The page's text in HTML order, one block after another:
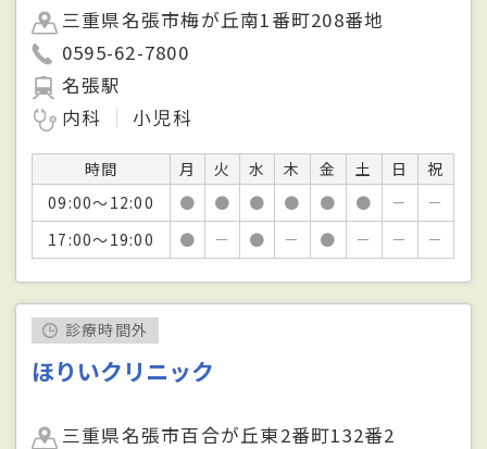
三重県名張市梅が丘南1番町208番地
0595-62-7800
名張駅
内科
小児科
時間 月 火 水 木 金 土 日
祝
09:00～12:00
● ● ● ● ● ● －
－
17:00～19:00
● － ● － ● － － －
診療時間外
ほりいクリニック
三重県名張市百合が丘東2番町132番2